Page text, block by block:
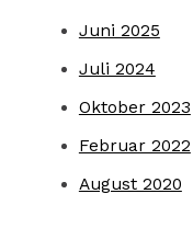
Juni 2025
Juli 2024
Oktober 2023
Februar 2022
August 2020